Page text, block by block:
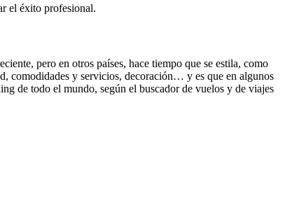
el éxito profesional.
pero en otros países, hace tiempo que se estila, como
comodidades y servicios, decoración… y es que en algunos
de todo el mundo, según el buscador de vuelos y de viajes